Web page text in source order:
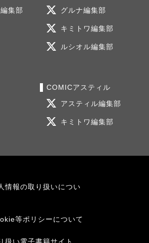
集部 グルナ編集部
キミトワ編集部
ルシオル編集部
COMICアスティル
アスティル編集部
キミトワ編集部
情報の取り扱いについ
等ポリシーについて